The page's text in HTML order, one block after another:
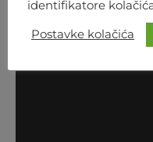
organizacije.
identifikatore
Postavke kolačića